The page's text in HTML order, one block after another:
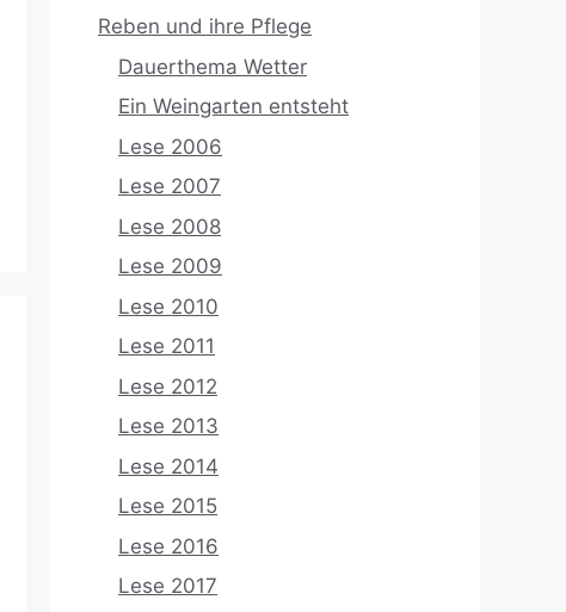
Reben und ihre Pflege
Dauerthema Wetter
Ein Weingarten entsteht
Lese 2006
Lese 2007
Lese 2008
Lese 2009
Lese 2010
Lese 2011
Lese 2012
Lese 2013
Lese 2014
Lese 2015
Lese 2016
Lese 2017